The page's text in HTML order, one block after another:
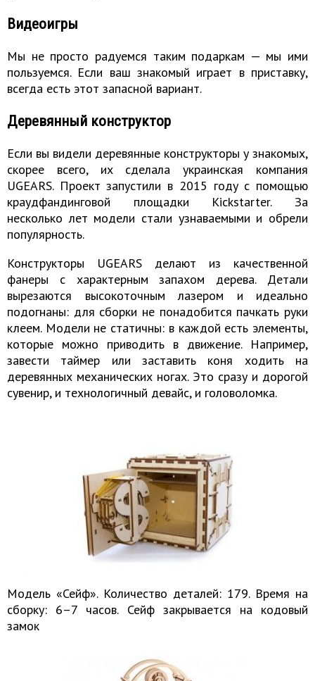
Видеоигры
Мы не просто радуемся таким подаркам — мы ими
пользуемся. Если ваш знакомый играет в приставку,
всегда есть этот запасной вариант.
Деревянный конструктор
Если вы видели деревянные конструкторы у знакомых,
скорее всего, их сделала украинская компания
UGEARS. Проект запустили в 2015 году с помощью
краудфандинговой площадки Kickstarter. За
несколько лет модели стали узнаваемыми и обрели
популярность.
Конструкторы UGEARS делают из качественной
фанеры с характерным запахом дерева. Детали
вырезаются высокоточным лазером и идеально
подогнаны: для сборки не понадобится пачкать руки
клеем. Модели не статичны: в каждой есть элементы,
которые можно приводить в движение. Например,
завести таймер или заставить коня ходить на
деревянных механических ногах. Это сразу и дорогой
сувенир, и технологичный девайс, и головоломка.
Модель «Сейф». Количество деталей: 179. Время на
сборку: 6–7 часов. Сейф закрывается на кодовый
замок